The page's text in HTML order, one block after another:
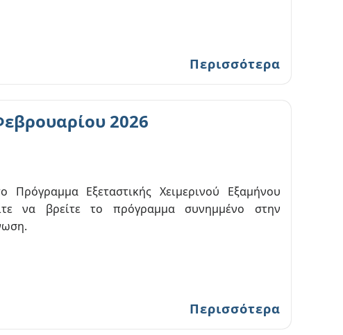
Περισσότερα
2026
Πρόγραμμα Εξεταστικής Χειμερινού Εξαμήνου
να βρείτε το πρόγραμμα συνημμένο στην
Περισσότερα